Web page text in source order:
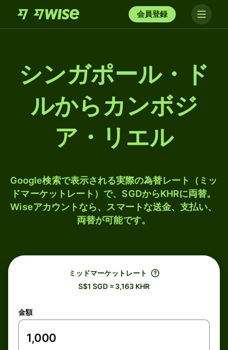
会員登録
シンガポール・ド
ルからカンボジ
ア・リエル
Google検索で表示される実際の為替レート（ミッ
ドマーケットレート）で、SGDからKHRに両替。
Wiseアカウントなら、スマートな送金、支払い、
両替が可能です。
ミッドマーケットレート
S$1 SGD = 3,163 KHR
金額